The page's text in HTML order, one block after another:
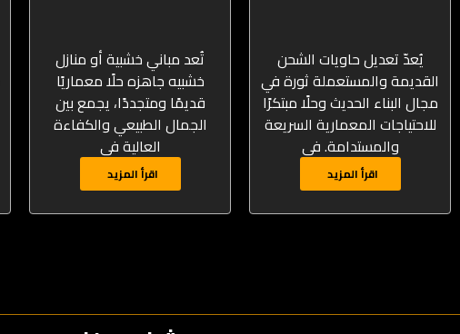
يُعدّ تعديل حاويات الشحن
القديمة والمستعملة ثورة في
مجال البناء الحديث وحلًا مبتكرًا
للاحتياجات المعمارية السريعة
والمستدامة. في
اقرأ المزيد
تُعد مباني خشبية أو منازل
خشبيه جاهزه حلًا معماريًا
قديمًا ومتجددًا، يجمع بين
الجمال الطبيعي والكفاءة
العالية في
اقرأ المزيد